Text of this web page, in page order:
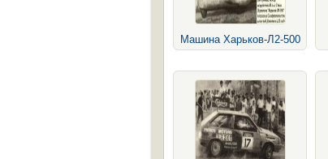
Машина Харьков-Л2-500